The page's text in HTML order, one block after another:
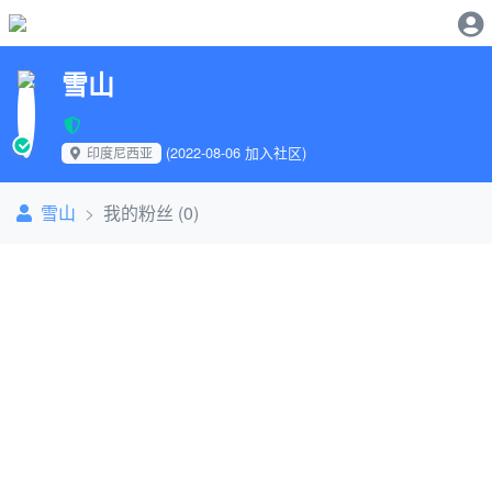
雪山
印度尼西亚 (2022-08-06 加入社区)
雪山 我的粉丝 (0)